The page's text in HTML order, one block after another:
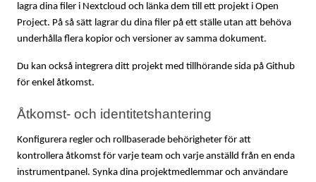
lagra dina filer i Nextcloud och länka dem till ett projekt i Open
Project. På så sätt lagrar du dina filer på ett ställe utan att behöva
underhålla flera kopior och versioner av samma dokument.
Du kan också integrera ditt projekt med tillhörande sida på Github
för enkel åtkomst.
Åtkomst- och identitetshantering
Konfigurera regler och rollbaserade behörigheter för att
kontrollera åtkomst för varje team och varje anställd från en enda
instrumentpanel. Synka dina projektmedlemmar och användare